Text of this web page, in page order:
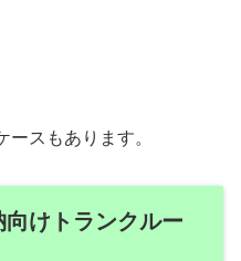
スもあります。
けトランクルー